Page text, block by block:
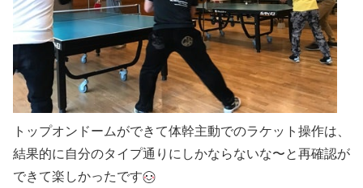
トップオンドームができて体幹主動でのラケット操作は、
結果的に自分のタイプ通りにしかならないな〜と再確認が
できて楽しかったです